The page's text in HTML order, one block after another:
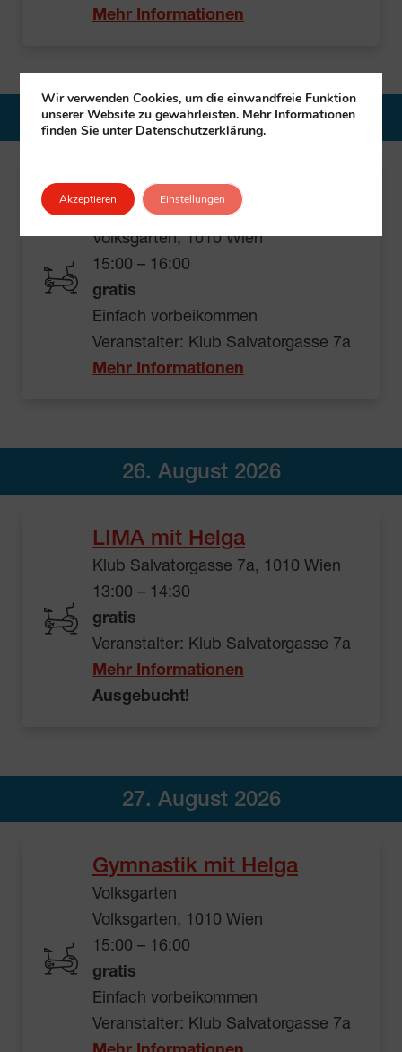
Mehr Informationen
20. August 2026
Gymnastik mit Helga
Volksgarten
Volksgarten, 1010 Wien
15:00 – 16:00
gratis
Einfach vorbeikommen
Veranstalter: Klub Salvatorgasse 7a
Mehr Informationen
26. August 2026
LIMA mit Helga
Klub Salvatorgasse 7a, 1010 Wien
13:00 – 14:30
gratis
Veranstalter: Klub Salvatorgasse 7a
Mehr Informationen
Ausgebucht!
27. August 2026
Gymnastik mit Helga
Volksgarten
Volksgarten, 1010 Wien
15:00 – 16:00
gratis
Einfach vorbeikommen
Veranstalter: Klub Salvatorgasse 7a
Wir verwenden Cookies, um die einwandfreie Funktion
unserer Website zu gewährleisten. Mehr Informationen
finden Sie unter Datenschutzerklärung.
Akzeptieren Einstellungen